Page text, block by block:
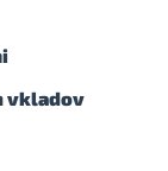
vkladov